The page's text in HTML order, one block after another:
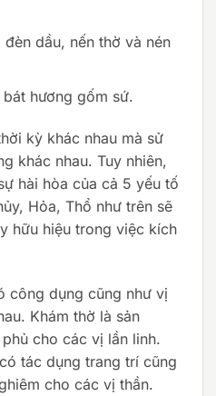
dầu, nến thờ và nén
hương gốm sứ.
kỳ khác nhau mà sử
khác nhau. Tuy nhiên,
hài hòa của cả 5 yếu tố
Hỏa, Thổ như trên sẽ
hữu hiệu trong việc kích
công dụng cũng như vị
Khám thờ là sản
cho các vị lần linh.
tác dụng trang trí cũng
cho các vị thần.